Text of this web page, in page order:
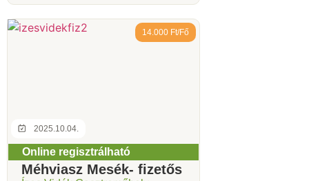
Online regisztrálható
2025.10.04.
14.000 Ft/Fő
Méhviasz Mesék- fizetős